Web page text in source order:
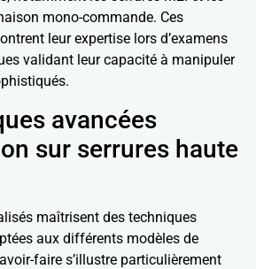
mono-commande. Ces
leur expertise lors d’examens
validant leur capacité à manipuler
avancées
sur serrures haute
maîtrisent des techniques
aux différents modèles de
faire s’illustre particulièrement